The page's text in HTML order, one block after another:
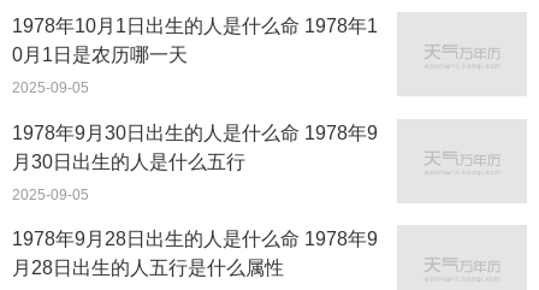
1978年10月1日出生的人是什么命 1978年1
0月1日是农历哪一天
2025-09-05
1978年9月30日出生的人是什么命 1978年9
月30日出生的人是什么五行
2025-09-05
1978年9月28日出生的人是什么命 1978年9
月28日出生的人五行是什么属性